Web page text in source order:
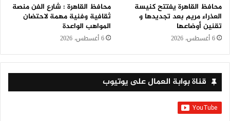
محافظ القاهرة يفتتح كنيسة
العذراء مريم بعد تجديدها و
تقنين أوضاعها
6 أغسطس، 2026
محافظ القاهرة : شارع الفن منصة
ثقافية وفنية مهمة لاحتضان
المواهب الواعدة
6 أغسطس، 2026
قناة بوابة العمال على يوتيوب